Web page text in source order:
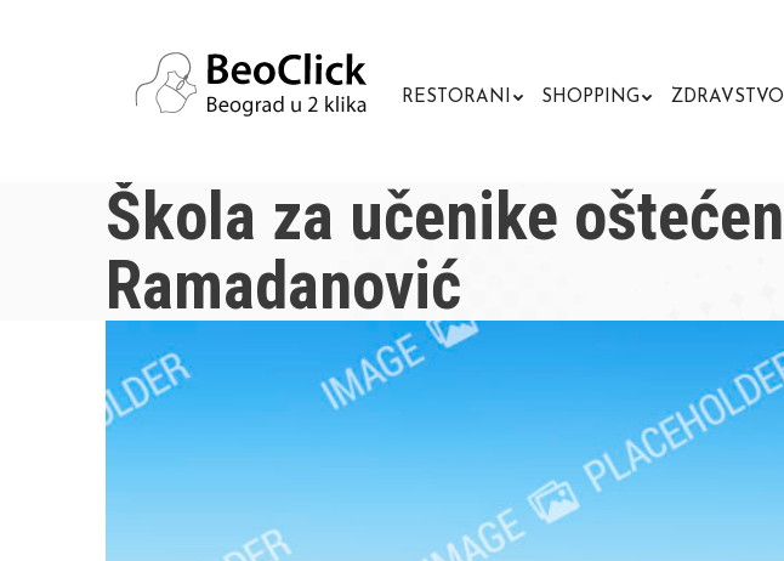
RESTORANI SHOPPING ZDRAVSTVO
Škola za učenike
Ramadanović